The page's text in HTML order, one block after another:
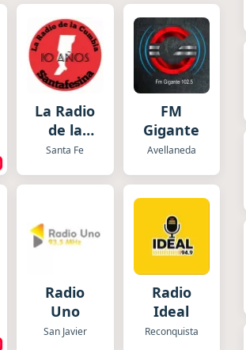
La Radio
de la
Cumbia
Santafesina
Santa Fe
FM
Gigante
Avellaneda
Radio
Uno
San Javier
Radio
Ideal
Reconquista